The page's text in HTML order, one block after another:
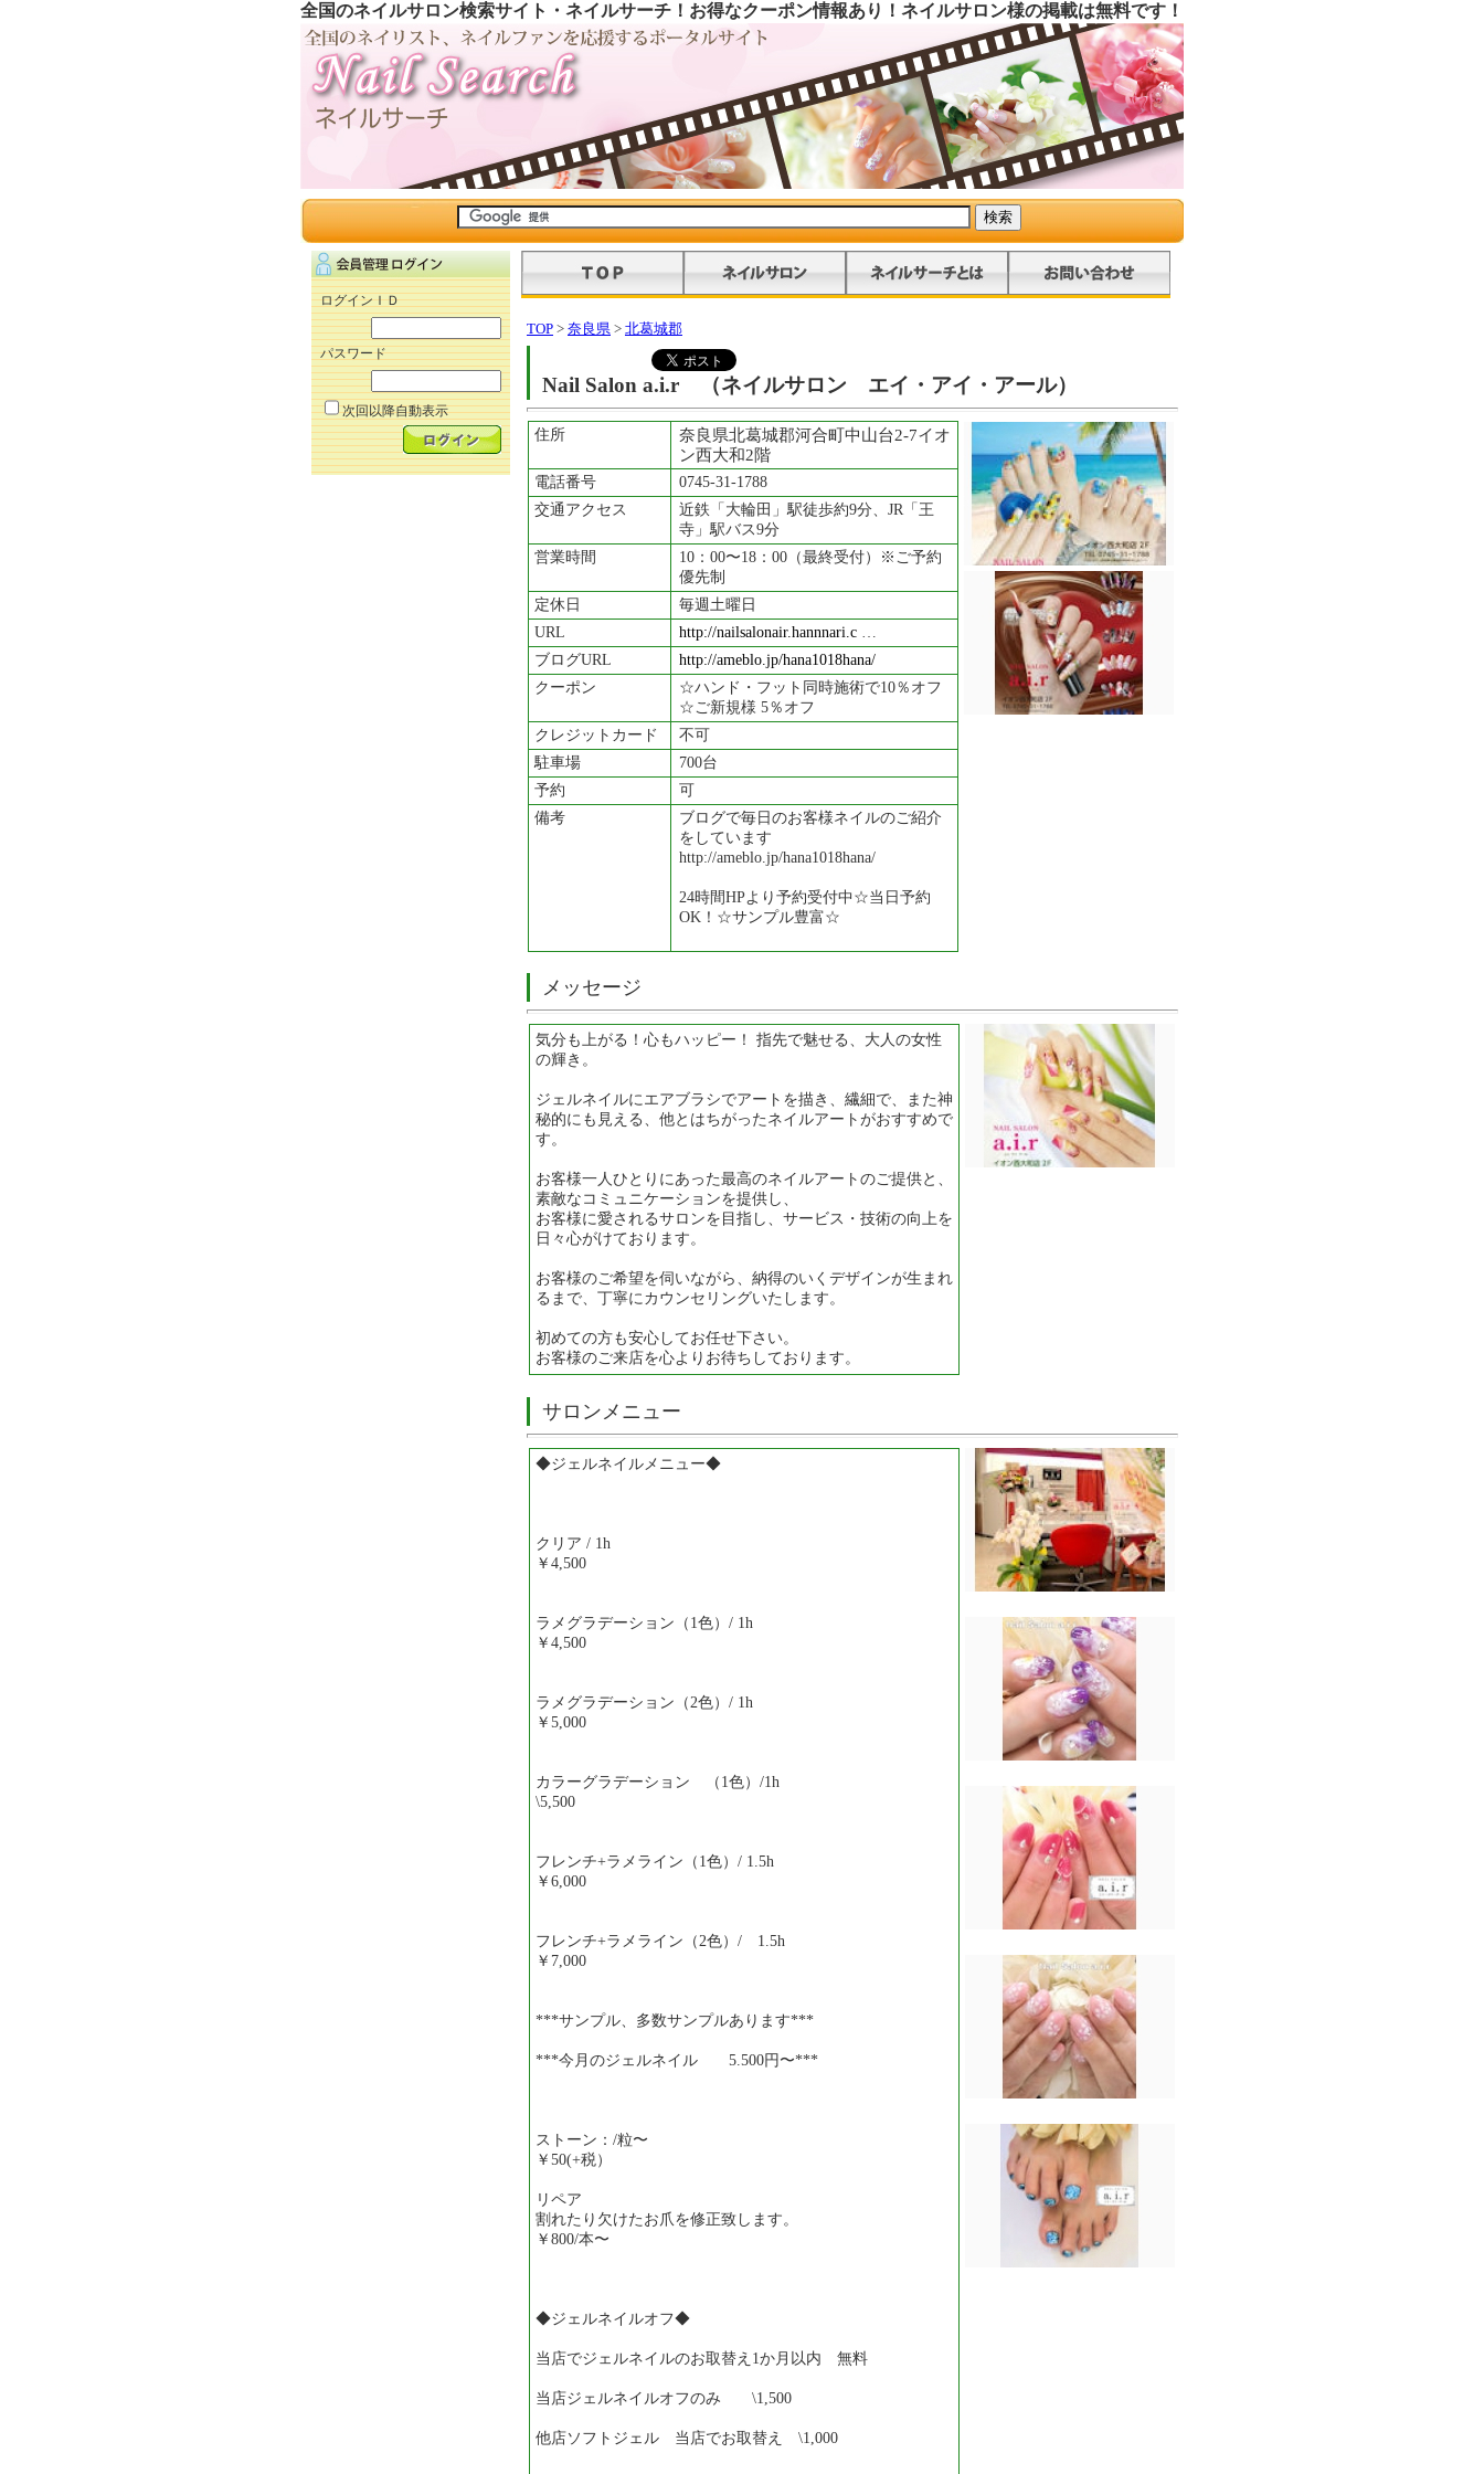
全国のネイルサロン検索サイト・ネイルサーチ！お得なクーポン情報あり！ネイルサロン様の掲載は無料です！
ログインＩＤ
パスワード
次回以降自動表示
TOP > 奈良県 > 北葛城郡
Nail Salon a.i.r （ネイルサロン エイ・アイ・アール）
住所
奈良県北葛城郡河合町中山台2-7イオ
ン西大和2階
電話番号
0745-31-1788
交通アクセス
近鉄「大輪田」駅徒歩約9分、JR「王
寺」駅バス9分
営業時間
10：00〜18：00（最終受付）※ご予約
優先制
定休日
毎週土曜日
URL
http://nailsalonair.hannnari.c …
ブログURL
http://ameblo.jp/hana1018hana/
クーポン
☆ハンド・フット同時施術で10％オフ
☆ご新規様 5％オフ
クレジットカード
不可
駐車場
700台
予約
可
備考
ブログで毎日のお客様ネイルのご紹介
をしています
http://ameblo.jp/hana1018hana/
24時間HPより予約受付中☆当日予約
OK！☆サンプル豊富☆
メッセージ
気分も上がる！心もハッピー！ 指先で魅せる、大人の女性
の輝き。
ジェルネイルにエアブラシでアートを描き、繊細で、また神
秘的にも見える、他とはちがったネイルアートがおすすめで
す。
お客様一人ひとりにあった最高のネイルアートのご提供と、
素敵なコミュニケーションを提供し、
お客様に愛されるサロンを目指し、サービス・技術の向上を
日々心がけております。
お客様のご希望を伺いながら、納得のいくデザインが生まれ
るまで、丁寧にカウンセリングいたします。
初めての方も安心してお任せ下さい。
お客様のご来店を心よりお待ちしております。
サロンメニュー
◆ジェルネイルメニュー◆
クリア / 1h
￥4,500
ラメグラデーション（1色）/ 1h
￥4,500
ラメグラデーション（2色）/ 1h
￥5,000
カラーグラデーション （1色）/1h
\5,500
フレンチ+ラメライン（1色）/ 1.5h
￥6,000
フレンチ+ラメライン（2色）/ 1.5h
￥7,000
***サンプル、多数サンプルあります***
***今月のジェルネイル 5.500円〜***
ストーン：/粒〜
￥50(+税）
リペア
割れたり欠けたお爪を修正致します。
￥800/本〜
◆ジェルネイルオフ◆
当店でジェルネイルのお取替え1か月以内 無料
当店ジェルネイルオフのみ \1,500
他店ソフトジェル 当店でお取替え \1,000